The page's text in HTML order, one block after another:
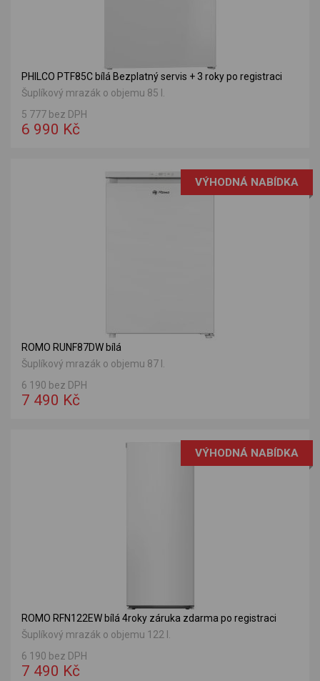
PHILCO PTF85C bílá Bezplatný servis + 3 roky po registraci
Šuplíkový mrazák o objemu 85 l.
5 777 bez DPH
6 990 Kč
VÝHODNÁ NABÍDKA
ROMO RUNF87DW bílá
Šuplíkový mrazák o objemu 87 l.
6 190 bez DPH
7 490 Kč
VÝHODNÁ NABÍDKA
ROMO RFN122EW bílá 4roky záruka zdarma po registraci
Šuplíkový mrazák o objemu 122 l.
6 190 bez DPH
7 490 Kč